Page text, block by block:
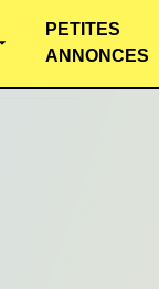
PETITES
ANNONCES